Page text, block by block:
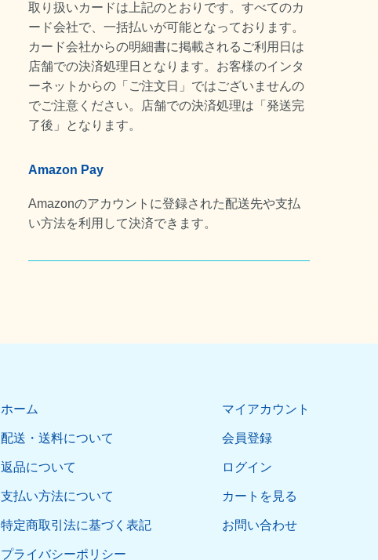
取り扱いカードは上記のとおりです。すべてのカ
ード会社で、一括払いが可能となっております。
カード会社からの明細書に掲載されるご利用日は
店舗での決済処理日となります。お客様のインタ
ーネットからの「ご注文日」ではございませんの
でご注意ください。店舗での決済処理は「発送完
了後」となります。
Amazon Pay
Amazonのアカウントに登録された配送先や支払
い方法を利用して決済できます。
ホーム
配送・送料について
返品について
支払い方法について
特定商取引法に基づく表記
プライバシーポリシー
マイアカウント
会員登録
ログイン
カートを見る
お問い合わせ